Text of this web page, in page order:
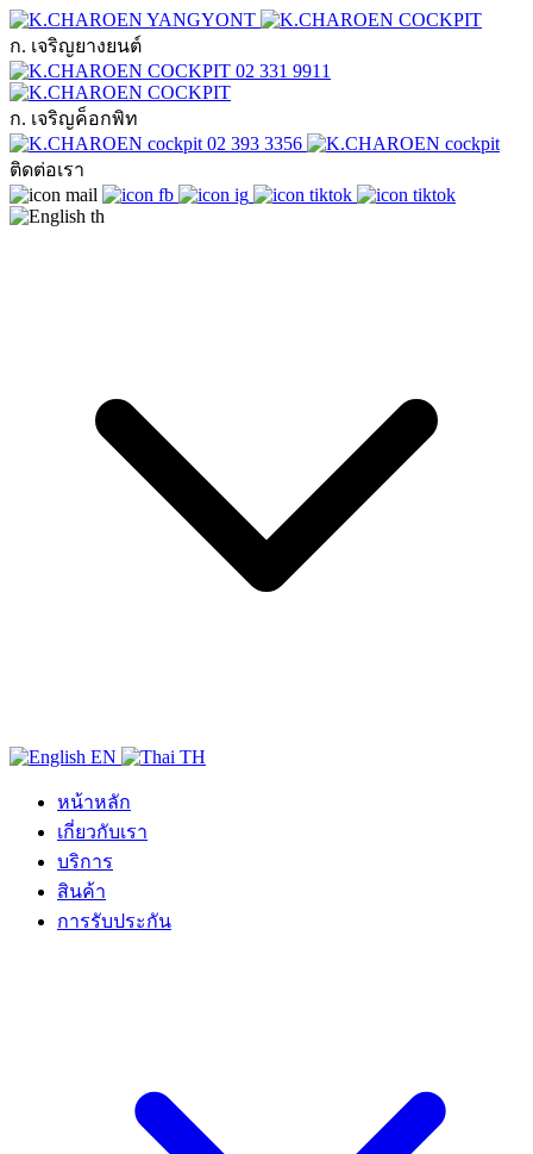
ก. เจริญยางยนต์
02 331 9911
ก. เจริญค็อกพิท
02 393 3356
ติดต่อเรา
th
EN TH
หน้าหลัก
เกี่ยวกับเรา
บริการ
สินค้า
การรับประกัน